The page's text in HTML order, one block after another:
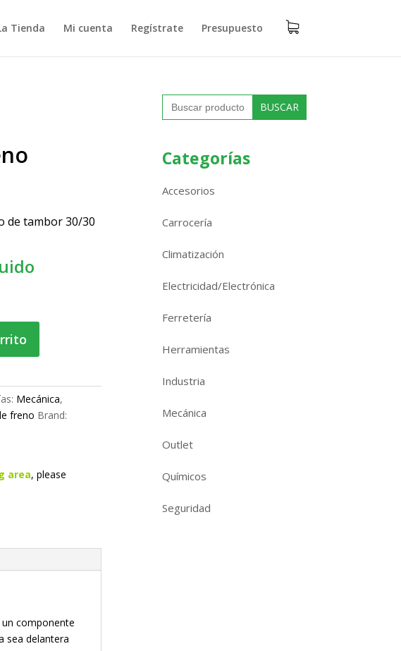
Tienda Mi cuenta Regístrate Presupuesto
de tambor 30/30
Mecánica,
freno Brand:
area, please
componente
sea delantera
Buscar:
Categorías
Accesorios
Carrocería
Climatización
Electricidad/Electrónica
Ferretería
Herramientas
Industria
Mecánica
Outlet
Químicos
Seguridad